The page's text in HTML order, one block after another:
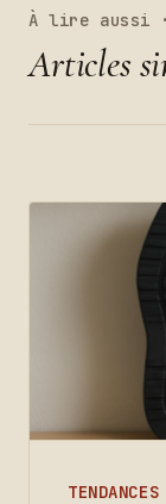
À lire aussi ·
Articles
TENDANCES